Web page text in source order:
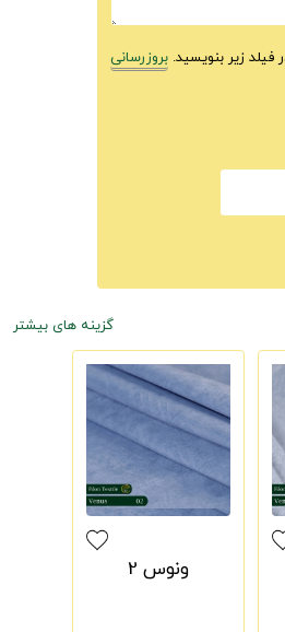
فیلد زیر بنویسید. بروزرسانی
گزینه های بیشتر
ونوس 2